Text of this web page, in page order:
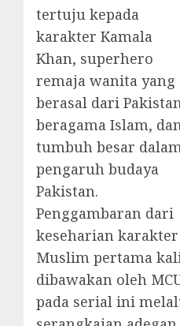
tertuju kepada
karakter Kamala
Khan, superhero
remaja wanita yang
berasal dari
beragama Islam,
tumbuh besar
pengaruh budaya
Pakistan.
Penggambaran dari
keseharian karakter
Muslim pertama
dibawakan oleh
pada serial ini